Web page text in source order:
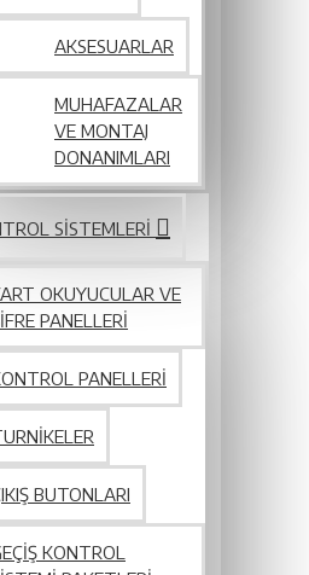
AKSESUARLAR
MUHAFAZALAR
VE MONTAJ
DONANIMLARI
SISTEMLERI
OKUYUCULAR VE
PANELLERI
PANELLERI
BUTONLARI
KONTROL